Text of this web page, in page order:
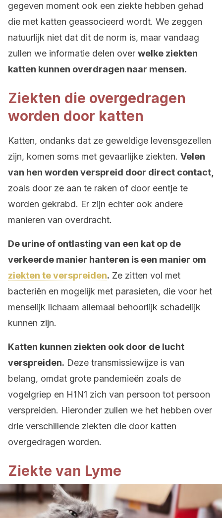
gegeven moment ook een ziekte hebben gehad
die met katten geassocieerd wordt. We zeggen
natuurlijk niet dat dit de norm is, maar vandaag
zullen we informatie delen over welke ziekten
katten kunnen overdragen naar mensen.
Ziekten die overgedragen
worden door katten
Katten, ondanks dat ze geweldige levensgezellen
zijn, komen soms met gevaarlijke ziekten. Velen
van hen worden verspreid door direct contact,
zoals door ze aan te raken of door eentje te
worden gekrabd. Er zijn echter ook andere
manieren van overdracht.
De urine of ontlasting van een kat op de
verkeerde manier hanteren is een manier om
ziekten te verspreiden. Ze zitten vol met
bacteriën en mogelijk met parasieten, die voor het
menselijk lichaam allemaal behoorlijk schadelijk
kunnen zijn.
Katten kunnen ziekten ook door de lucht
verspreiden. Deze transmissiewijze is van
belang, omdat grote pandemieën zoals de
vogelgriep en H1N1 zich van persoon tot persoon
verspreiden. Hieronder zullen we het hebben over
drie verschillende ziekten die door katten
overgedragen worden.
Ziekte van Lyme